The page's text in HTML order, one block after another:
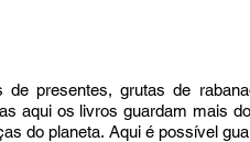
presentes, grutas de
aqui os livros guardam mais
do planeta. Aqui é possível